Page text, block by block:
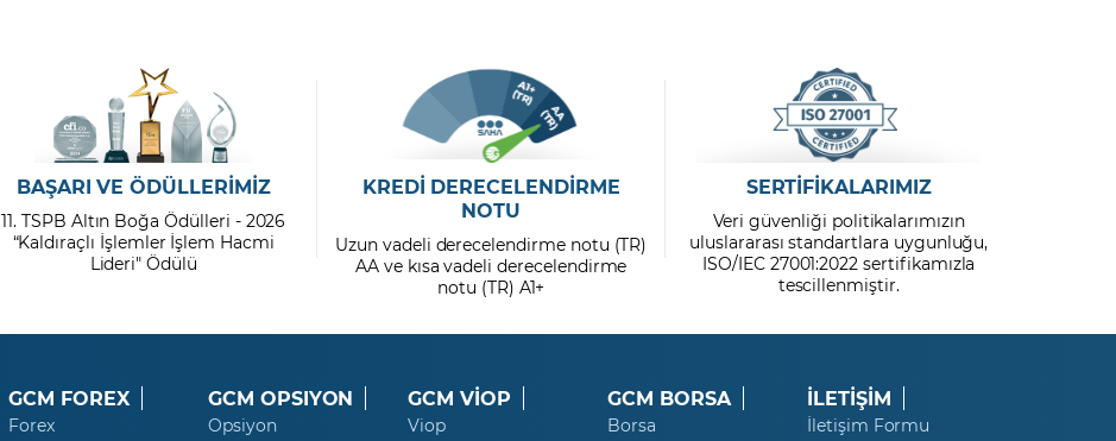
BAŞARI VE ÖDÜLLERİMİZ
11. TSPB Altın Boğa Ödülleri - 2026
“Kaldıraçlı İşlemler İşlem Hacmi
Lideri" Ödülü
KREDİ DERECELENDİRME
NOTU
Uzun vadeli derecelendirme notu (TR)
AA ve kısa vadeli derecelendirme
notu (TR) A1+
SERTİFİKALARIMIZ
Veri güvenliği politikalarımızın
uluslararası standartlara uygunluğu,
ISO/IEC 27001:2022 sertifikamızla
tescillenmiştir.
GCM FOREX
Forex
GCM OPSIYON
Opsiyon
GCM VİOP
Viop
GCM BORSA
Borsa
İLETİŞİM
İletişim Formu